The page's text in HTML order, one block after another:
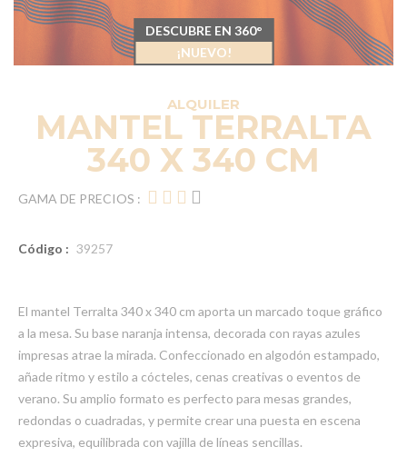
ALQUILER
MANTEL TERRALTA
340 X 340 CM
GAMA DE PRECIOS :
Código : 39257
El mantel Terralta 340 x 340 cm aporta un marcado toque gráfico
a la mesa. Su base naranja intensa, decorada con rayas azules
impresas atrae la mirada. Confeccionado en algodón estampado,
añade ritmo y estilo a cócteles, cenas creativas o eventos de
verano. Su amplio formato es perfecto para mesas grandes,
redondas o cuadradas, y permite crear una puesta en escena
expresiva, equilibrada con vajilla de líneas sencillas.
DESCUBRE EN 360°
¡NUEVO!